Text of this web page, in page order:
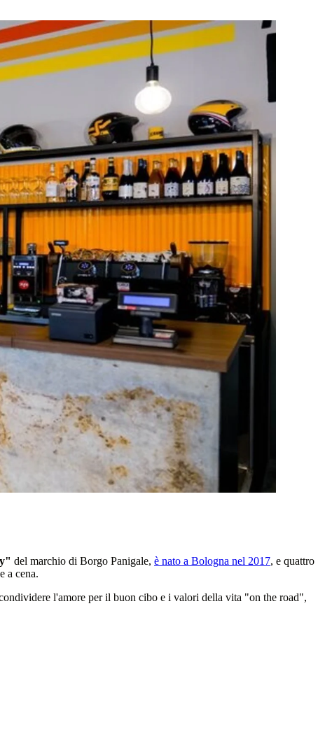
del marchio di Borgo Panigale, è nato a Bologna nel 2017, e quattro
a cena.
l'amore per il buon cibo e i valori della vita "on the road",